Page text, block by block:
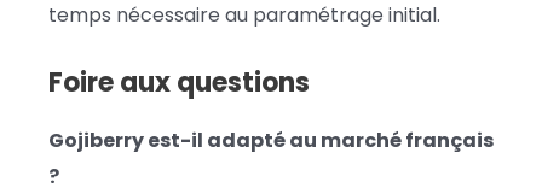
temps nécessaire au paramétrage initial.
Foire aux questions
Gojiberry est-il adapté au marché français
?